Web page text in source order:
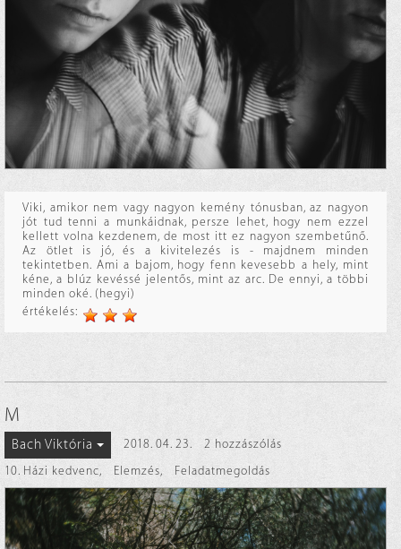
Viki, amikor nem vagy nagyon kemény tónusban, az nagyon
jót tud tenni a munkáidnak, persze lehet, hogy nem ezzel
kellett volna kezdenem, de most itt ez nagyon szembetűnő.
Az ötlet is jó, és a kivitelezés is - majdnem minden
tekintetben. Ami a bajom, hogy fenn kevesebb a hely, mint
kéne, a blúz kevéssé jelentős, mint az arc. De ennyi, a többi
minden oké. (hegyi)
értékelés:
M
Bach Viktória 2018. 04. 23.
2 hozzászólás
10. Házi kedvenc, Elemzés, Feladatmegoldás